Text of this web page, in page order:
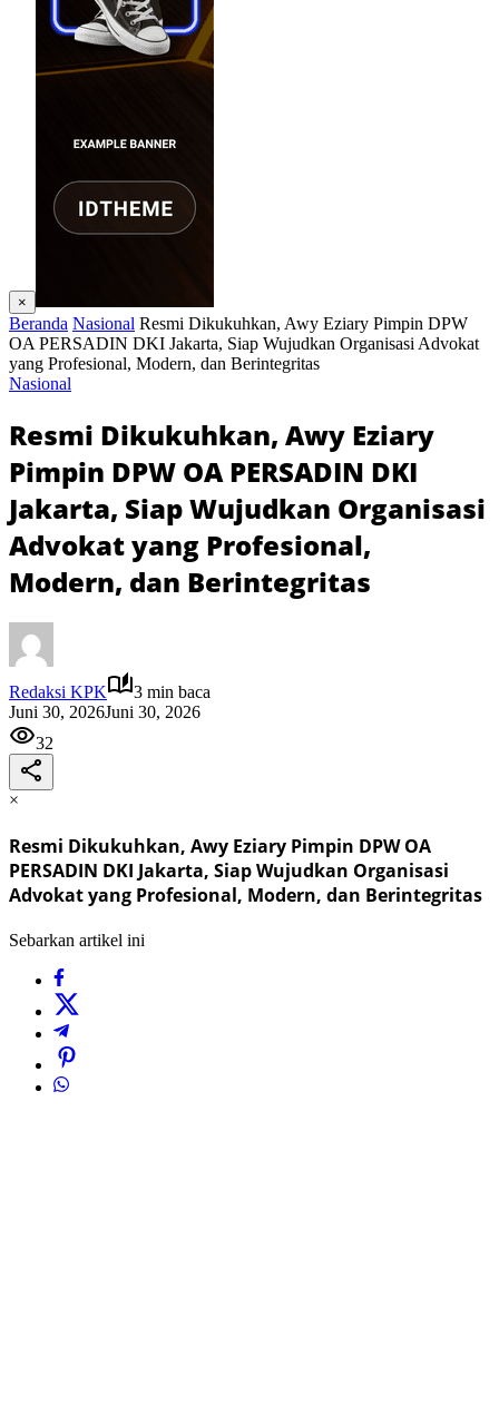
×
Beranda Nasional Resmi Dikukuhkan, Awy Eziary Pimpin DPW
OA PERSADIN DKI Jakarta, Siap Wujudkan Organisasi Advokat
yang Profesional, Modern, dan Berintegritas
Nasional
Resmi Dikukuhkan, Awy Eziary
Pimpin DPW OA PERSADIN DKI
Jakarta, Siap Wujudkan Organisasi
Advokat yang Profesional,
Modern, dan Berintegritas
Redaksi KPK
3 min baca
Juni 30, 2026Juni 30, 2026
32
×
Resmi Dikukuhkan, Awy Eziary Pimpin DPW OA
PERSADIN DKI Jakarta, Siap Wujudkan Organisasi
Advokat yang Profesional, Modern, dan Berintegritas
Sebarkan artikel ini